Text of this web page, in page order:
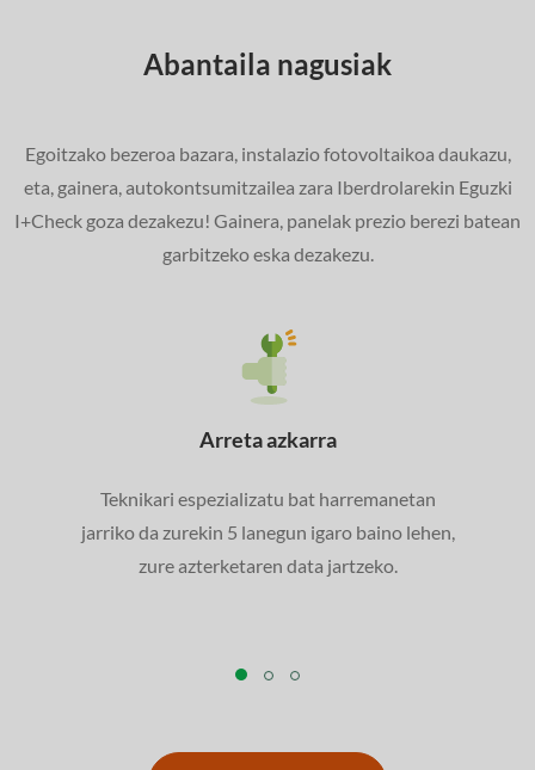
Abantaila nagusiak
Egoitzako bezeroa bazara, instalazio fotovoltaikoa daukazu,
eta, gainera, autokontsumitzailea zara Iberdrolarekin Eguzki
I+Check goza dezakezu! Gainera, panelak prezio berezi batean
garbitzeko eska dezakezu.
Arreta azkarra
Teknikari espezializatu bat harremanetan
jarriko da zurekin 5 lanegun igaro baino lehen,
zure azterketaren data jartzeko.